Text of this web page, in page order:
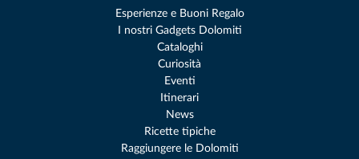
Esperienze e Buoni Regalo
I nostri Gadgets Dolomiti
Cataloghi
Curiosità
Eventi
Itinerari
News
Ricette tipiche
Raggiungere le Dolomiti